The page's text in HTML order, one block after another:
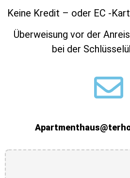
Keine Kredit – oder EC -
Überweisung vor der
bei der